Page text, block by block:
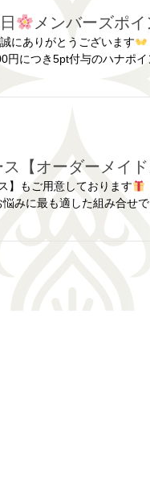
メンバーズポ
にありがとうございます
円につき5pt付与のハナポ
【オーダーメイ
】もご用意しております
みに最も適した組み合せ